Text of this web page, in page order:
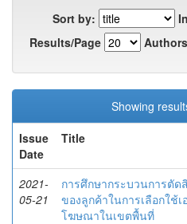
Sort by:
Results/Page
Showing
Issue
Date
Title
2021-
05-21
การศึกษากระบวนการตัด
ของลูกค้าในการเลือกใช้เ
โฆษณาในเขตพื้นที่